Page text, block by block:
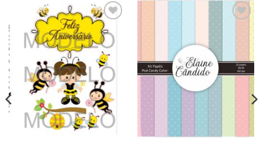
Adicionar
a lista de
desejos